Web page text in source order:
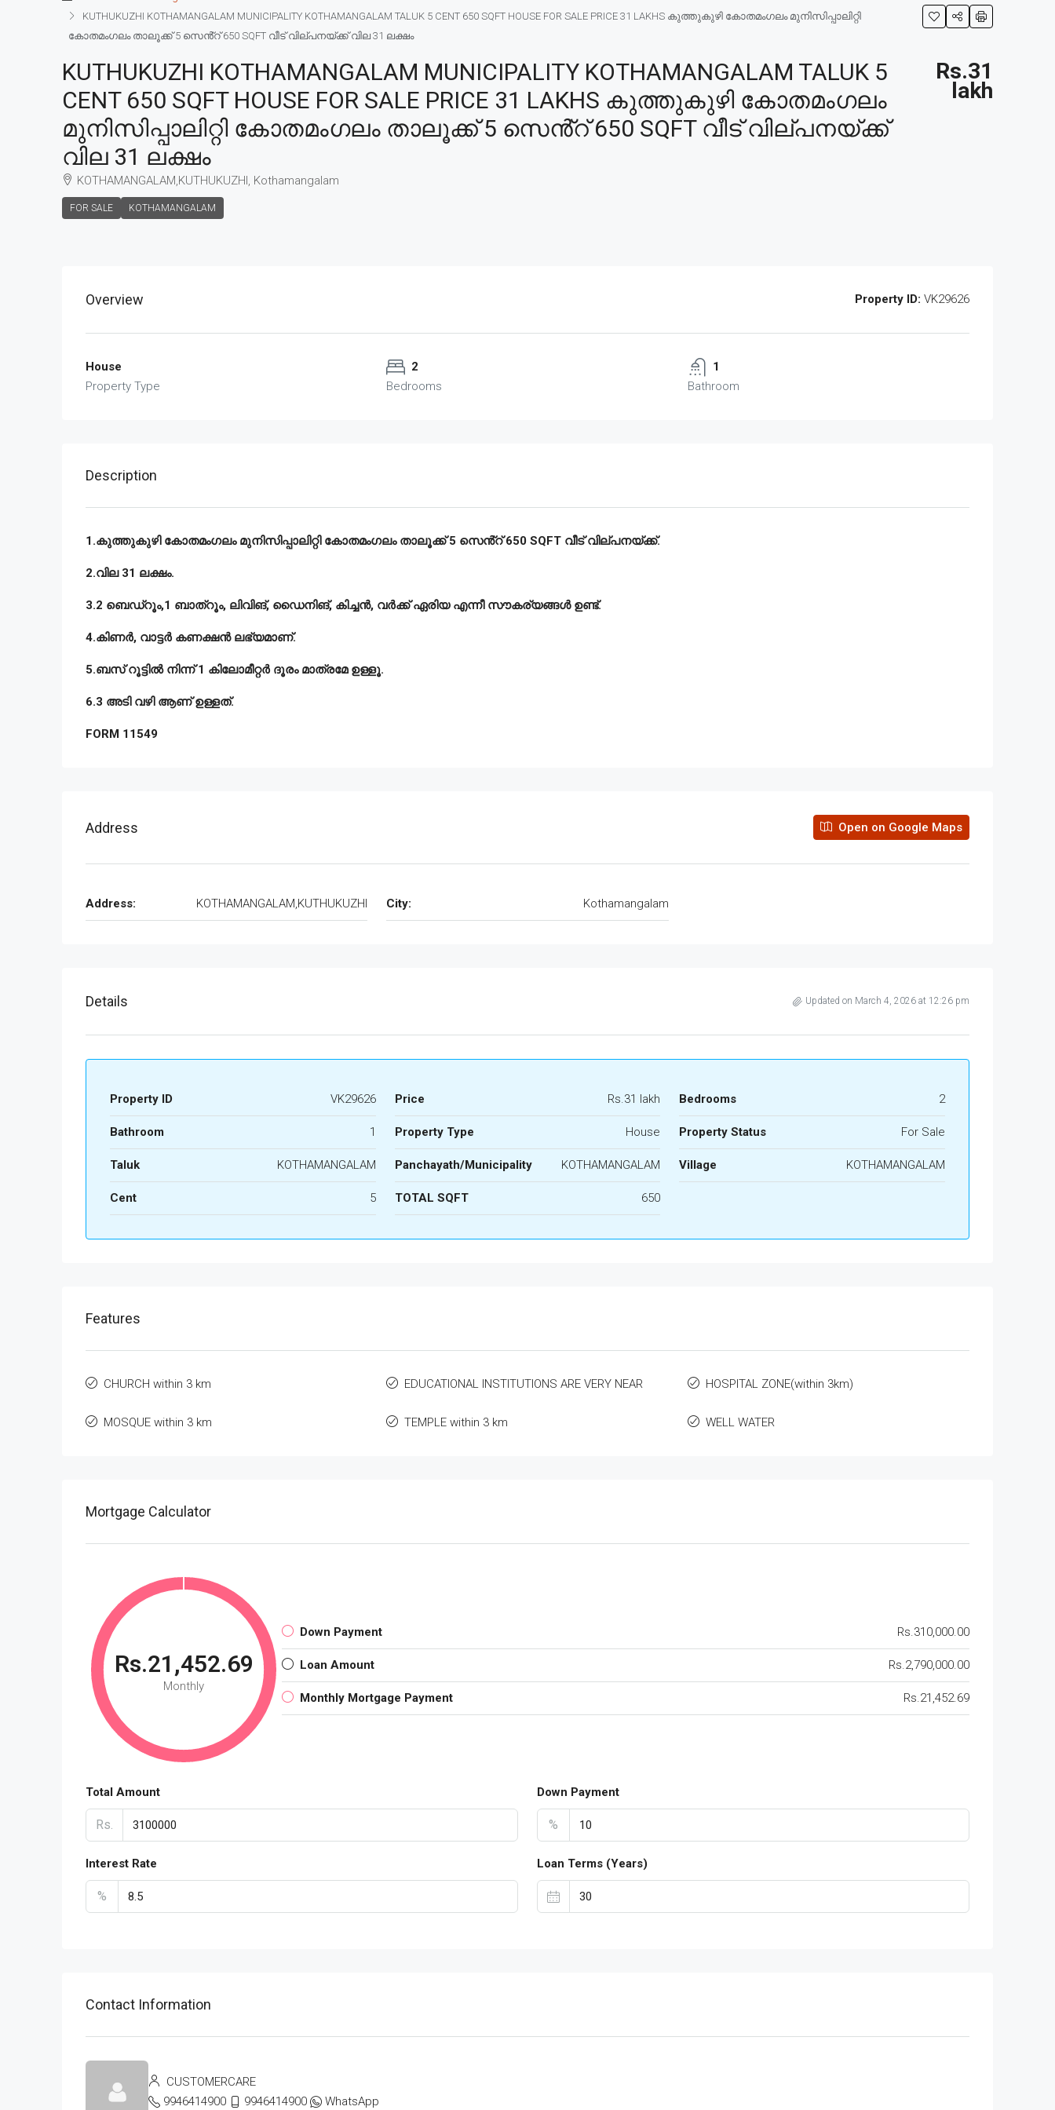
KUTHUKUZHI KOTHAMANGALAM MUNICIPALITY KOTHAMANGALAM TALUK 5 CENT 650 SQFT HOUSE FOR SALE PRICE 31 LAKHS കുത്തുകുഴി കോതമംഗലം മുനിസിപ്പാലിറ്റി
കോതമംഗലം താലൂക്ക് 5 സെൻ്റ് 650 SQFT വീട് വില്പനയ്ക്ക് വില 31 ലക്ഷം
KUTHUKUZHI KOTHAMANGALAM MUNICIPALITY KOTHAMANGALAM TALUK 5
CENT 650 SQFT HOUSE FOR SALE PRICE 31 LAKHS കുത്തുകുഴി കോതമംഗലം
മുനിസിപ്പാലിറ്റി കോതമംഗലം താലൂക്ക് 5 സെൻ്റ് 650 SQFT വീട് വില്പനയ്ക്ക്
വില 31 ലക്ഷം
KOTHAMANGALAM,KUTHUKUZHI, Kothamangalam
FOR SALE KOTHAMANGALAM
Rs.31
lakh
Overview Property ID: VK29626
House
Property Type
2
Bedrooms
1
Bathroom
Description
1.കുത്തുകുഴി കോതമംഗലം മുനിസിപ്പാലിറ്റി കോതമംഗലം താലൂക്ക് 5 സെൻ്റ് 650 SQFT വീട് വില്പനയ്ക്ക്.
2.വില 31 ലക്ഷം.
3.2 ബെഡ്റൂം,1 ബാത്റൂം, ലിവിങ്, ഡൈനിങ്, കിച്ചൻ, വർക്ക് ഏരിയ എന്നീ സൗകര്യങ്ങൾ ഉണ്ട്.
4.കിണർ, വാട്ടർ കണക്ഷൻ ലഭ്യമാണ്.
5.ബസ് റൂട്ടിൽ നിന്ന് 1 കിലോമീറ്റർ ദൂരം മാത്രമേ ഉള്ളൂ.
6.3 അടി വഴി ആണ് ഉള്ളത്.
FORM 11549
Address Open on Google Maps
Address: KOTHAMANGALAM,KUTHUKUZHI City: Kothamangalam
Details Updated on March 4, 2026 at 12:26 pm
Property ID VK29626 Price Rs.31 lakh Bedrooms 2
Bathroom 1 Property Type House Property Status For Sale
Taluk KOTHAMANGALAM Panchayath/Municipality KOTHAMANGALAM Village KOTHAMANGALAM
Cent 5 TOTAL SQFT 650
Features
CHURCH within 3 km EDUCATIONAL INSTITUTIONS ARE VERY NEAR HOSPITAL ZONE(within 3km)
MOSQUE within 3 km TEMPLE within 3 km WELL WATER
Mortgage Calculator
Rs.21,452.69
Monthly
Down Payment Rs.310,000.00
Loan Amount Rs.2,790,000.00
Monthly Mortgage Payment Rs.21,452.69
Total Amount
Rs.
Down Payment
%
Interest Rate
%
Loan Terms (Years)
Contact Information
CUSTOMERCARE
9946414900
9946414900 WhatsApp